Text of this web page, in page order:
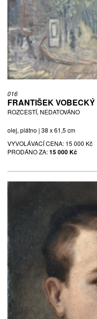
016
FRANTIŠEK VOBECKÝ
ROZCESTÍ, NEDATOVÁNO
olej, plátno | 38 x 61,5 cm
VYVOLÁVACÍ CENA: 15 000 Kč
PRODÁNO ZA:15 000 Kč